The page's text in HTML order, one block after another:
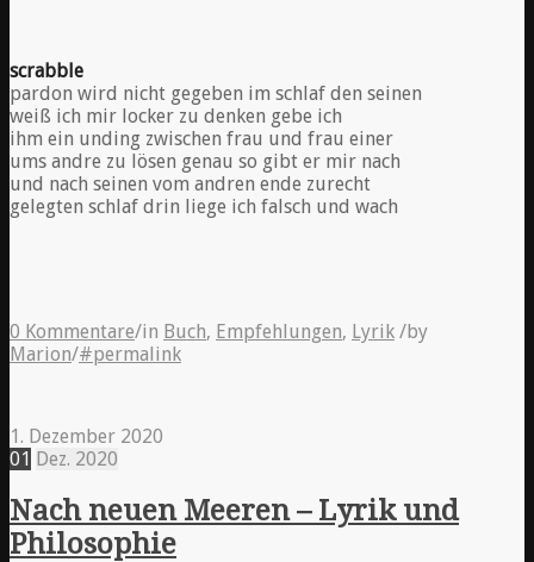
scrabble
pardon wird nicht gegeben im schlaf den seinen
weiß ich mir locker zu denken gebe ich
ihm ein unding zwischen frau und frau einer
ums andre zu lösen genau so gibt er mir nach
und nach seinen vom andren ende zurecht
gelegten schlaf drin liege ich falsch und wach
0 Kommentare/in Buch, Empfehlungen, Lyrik /by
Marion/#permalink
1. Dezember 2020
01 Dez. 2020
Nach neuen Meeren – Lyrik und
Philosophie